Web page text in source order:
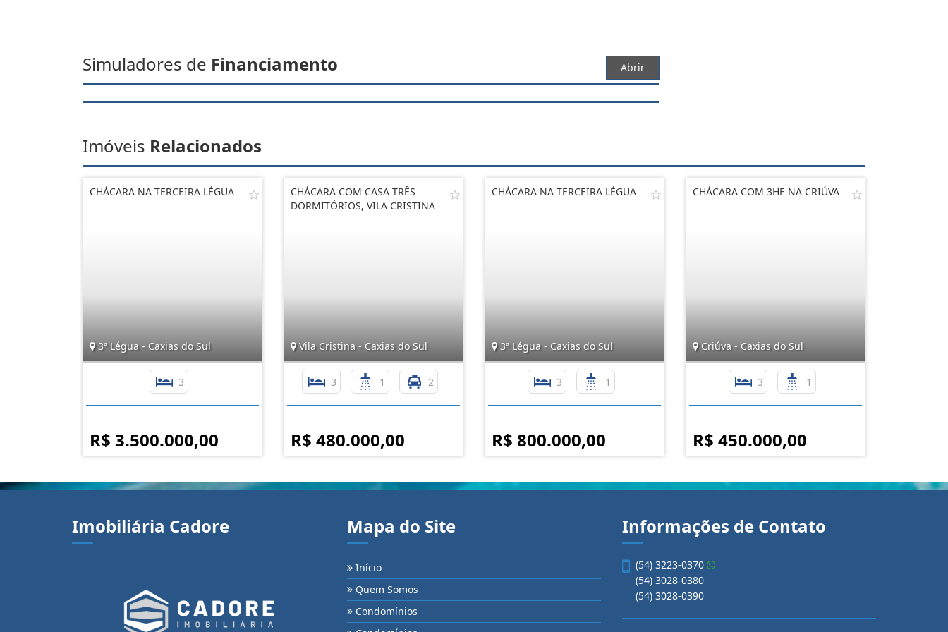
Simuladores de Financiamento Abrir
Imóveis Relacionados
CHÁCARA NA TERCEIRA LÉGUA
3ª Légua - Caxias do Sul
3
R$ 3.500.000,00
CHÁCARA COM CASA TRÊS
DORMITÓRIOS, VILA CRISTINA
Vila Cristina - Caxias do Sul
3 1 2
R$ 480.000,00
CHÁCARA NA TERCEIRA LÉGUA
3ª Légua - Caxias do Sul
3 1
R$ 800.000,00
CHÁCARA COM 3HE NA CRIÚVA
Criúva - Caxias do Sul
3 1
R$ 450.000,00
Imobiliária Cadore Mapa do Site
Início
Quem Somos
Condomínios
Informações de Contato
(54) 3223-0370
(54) 3028-0380
(54) 3028-0390